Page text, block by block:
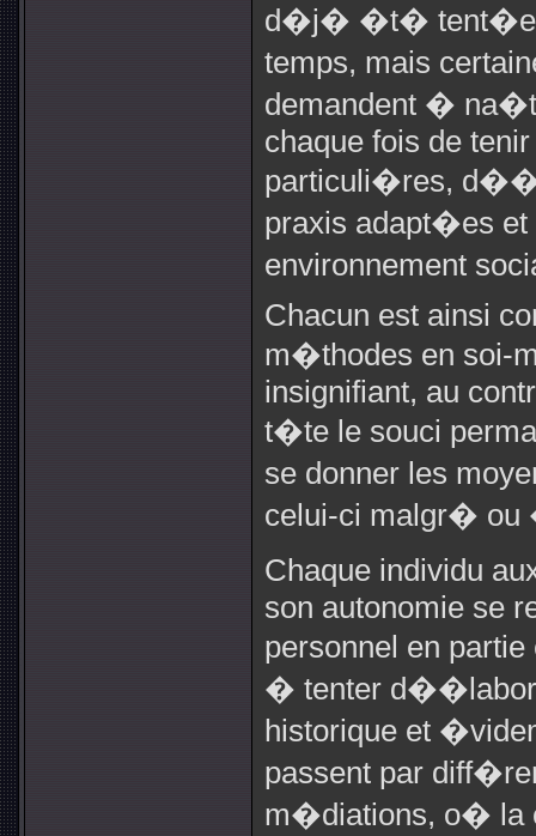
d�j� �t� tent�es
temps, mais
demandent �
chaque fois de
particuli�res,
praxis adapt�es et
environnement
Chacun est ainsi
m�thodes en soi-
insignifiant, au
t�te le souci
se donner les
celui-ci malgr� ou
Chaque individu
son autonomie se
personnel en
� tenter
historique et
passent par
m�diations, o� la